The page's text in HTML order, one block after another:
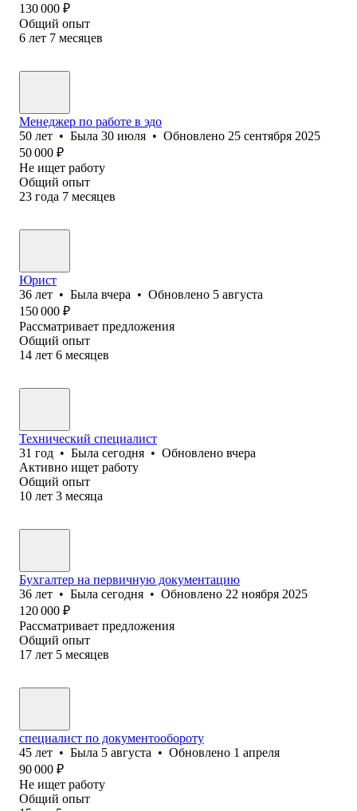
130 000 ₽
Общий опыт
6 лет 7 месяцев
Менеджер по работе в эдо
50 лет • Была 30 июля • Обновлено 25 сентября 2025
50 000 ₽
Не ищет работу
Общий опыт
23 года 7 месяцев
Юрист
36 лет • Была вчера • Обновлено 5 августа
150 000 ₽
Рассматривает предложения
Общий опыт
14 лет 6 месяцев
Технический специалист
31 год • Была сегодня • Обновлено вчера
Активно ищет работу
Общий опыт
10 лет 3 месяца
Бухгалтер на первичную документацию
36 лет • Была сегодня • Обновлено 22 ноября 2025
120 000 ₽
Рассматривает предложения
Общий опыт
17 лет 5 месяцев
специалист по документообороту
45 лет • Была 5 августа • Обновлено 1 апреля
90 000 ₽
Не ищет работу
Общий опыт